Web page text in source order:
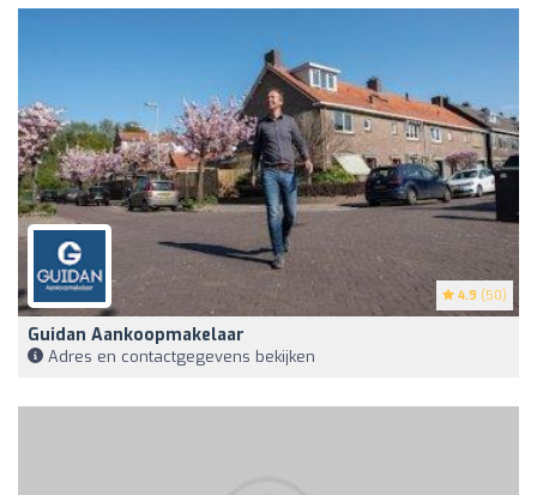
4.9 (50)
Guidan Aankoopmakelaar
Adres en contactgegevens bekijken